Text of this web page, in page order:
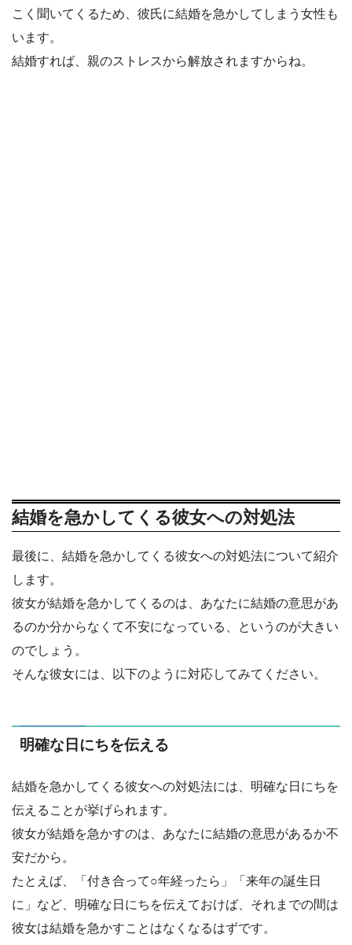
こく聞いてくるため、彼氏に結婚を急かしてしまう女性も
います。
結婚すれば、親のストレスから解放されますからね。
結婚を急かしてくる彼女への対処法
最後に、結婚を急かしてくる彼女への対処法について紹介
します。
彼女が結婚を急かしてくるのは、あなたに結婚の意思があ
るのか分からなくて不安になっている、というのが大きい
のでしょう。
そんな彼女には、以下のように対応してみてください。
明確な日にちを伝える
結婚を急かしてくる彼女への対処法には、明確な日にちを
伝えることが挙げられます。
彼女が結婚を急かすのは、あなたに結婚の意思があるか不
安だから。
たとえば、「付き合って○年経ったら」「来年の誕生日
に」など、明確な日にちを伝えておけば、それまでの間は
彼女は結婚を急かすことはなくなるはずです。